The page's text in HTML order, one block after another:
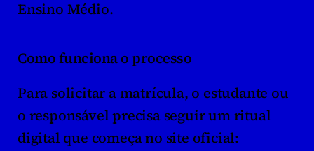
Ensino Médio.
Como funciona o processo
Para solicitar a matrícula, o estudante ou
o responsável precisa seguir um ritual
digital que começa no site oficial: